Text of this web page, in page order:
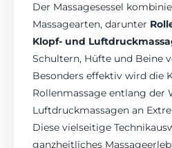
Der Massagesessel
Massagearten, darunter
Klopf- und
Schultern, Hüfte und Beine
Besonders effektiv wird die
Rollenmassage entlang der
Luftdruckmassagen an
Diese vielseitige
ganzheitliches